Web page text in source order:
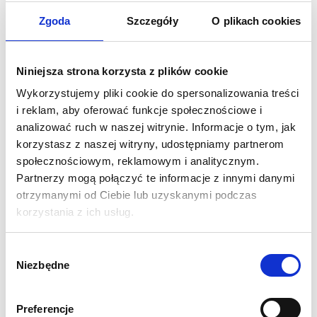
Zgoda Szczegóły O plikach cookies
Niniejsza strona korzysta z plików cookie
Wykorzystujemy pliki cookie do spersonalizowania treści
i reklam, aby oferować funkcje społecznościowe i
analizować ruch w naszej witrynie. Informacje o tym, jak
korzystasz z naszej witryny, udostępniamy partnerom
społecznościowym, reklamowym i analitycznym.
Partnerzy mogą połączyć te informacje z innymi danymi
otrzymanymi od Ciebie lub uzyskanymi podczas
korzystania z ich usług.
zgody
Niezbędne
Preferencje
targowe. Jej zaletą jest bardzo duża powierzchnia reklamowa
osobowym.
Wersja Magneticpodobnie jak standardowy Pop-Up posiada
na wyposażeniu trybunkę z grafiką oraz oświetlenie. To co
odróżnia ją od standardowej wersji tego systemu to:
Pionowe listwy konstrukcyjne są magnetyczne, przez co
poprawiają przyleganie paneli do konstrukcji
Niewidoczne, samo zamykające się zawieszki
Wzmocnienia konstrukcji łączone gniazdowo i
Ścianka Pop Up 3x4 Magnetic jest gotowym do ekspozycji